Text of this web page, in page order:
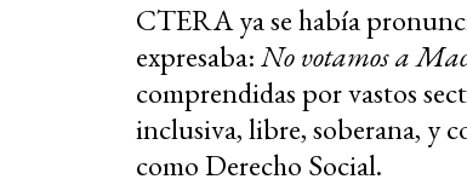
CTERA ya se había
expresaba:No votamos a
comprendidas por vastos
inclusiva, libre, soberana, y
como Derecho Social.